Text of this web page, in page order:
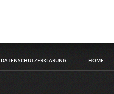
DATENSCHUTZERKLÄRUNG HOME